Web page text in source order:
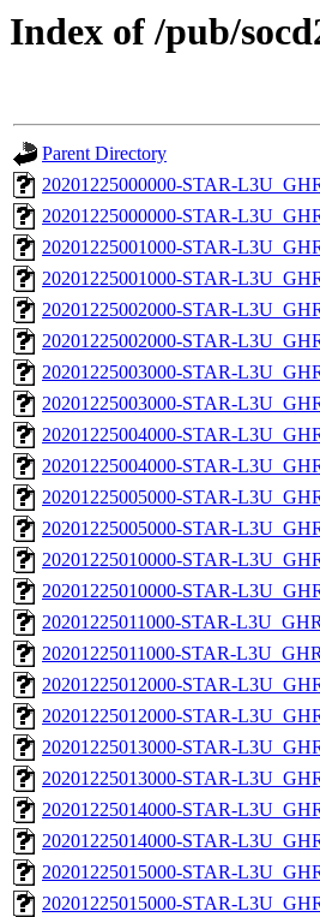
Index of /pub/
Parent Directory
20201225000000-STAR-
20201225000000-STAR-
20201225001000-STAR-
20201225001000-STAR-
20201225002000-STAR-
20201225002000-STAR-
20201225003000-STAR-
20201225003000-STAR-
20201225004000-STAR-
20201225004000-STAR-
20201225005000-STAR-
20201225005000-STAR-
20201225010000-STAR-
20201225010000-STAR-
20201225011000-STAR-
20201225011000-STAR-
20201225012000-STAR-
20201225012000-STAR-
20201225013000-STAR-
20201225013000-STAR-
20201225014000-STAR-
20201225014000-STAR-
20201225015000-STAR-
20201225015000-STAR-